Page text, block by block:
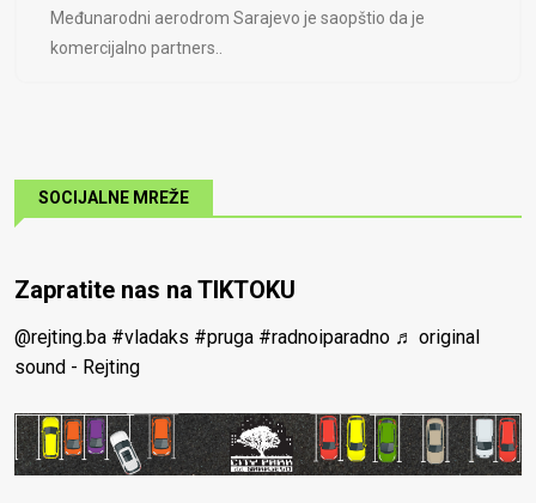
Međunarodni aerodrom Sarajevo je saopštio da je
komercijalno partners..
SOCIJALNE MREŽE
Zapratite nas na TIKTOKU
@rejting.ba #vladaks #pruga #radnoiparadno ♬ original
sound - Rejting